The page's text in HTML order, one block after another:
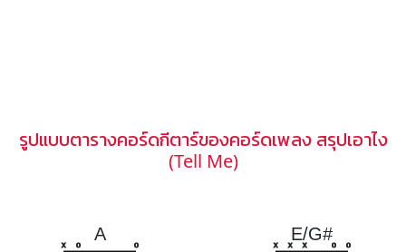
รูปแบบตารางคอร์ดกีตาร์ของคอร์ดเพลง สรุปเอาไง
(Tell Me)
A
x o o
E/G#
x x x o o